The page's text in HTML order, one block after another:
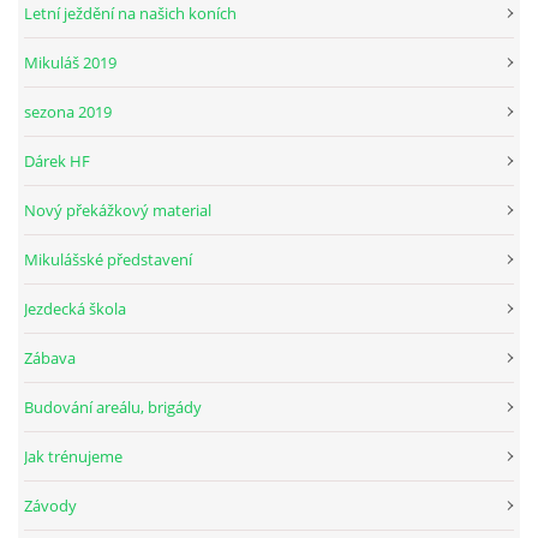
Letní ježdění na našich koních
Mikuláš 2019
sezona 2019
Dárek HF
Nový překážkový material
Mikulášské představení
Jezdecká škola
Zábava
Budování areálu, brigády
Jak trénujeme
Závody